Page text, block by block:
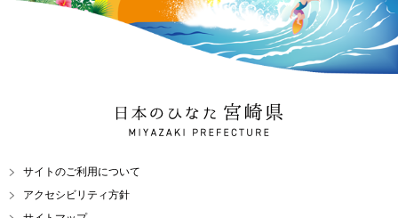
日本のひなた 宮崎県
MIYAZAKI PREFECTURE
サイトのご利用について
アクセシビリティ方針